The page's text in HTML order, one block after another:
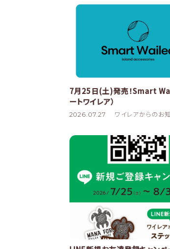
7月25日(土)発売！Smart
ートワイレア）
2026.07.27 ワイレアからのお